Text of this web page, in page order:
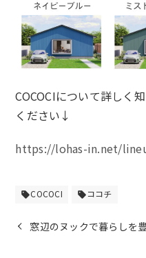
COCOCIについて詳しく
ください↓
https://lohas-in.net/
sellCOCOCI sellココチ
窓辺のヌックで暮らしを